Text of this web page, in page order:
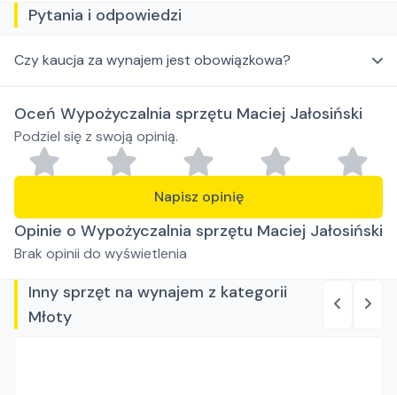
Pytania i odpowiedzi
Czy kaucja za wynajem jest obowiązkowa?
Oceń Wypożyczalnia sprzętu Maciej Jałosiński
Podziel się z swoją opinią.
Napisz opinię
Opinie o Wypożyczalnia sprzętu Maciej Jałosiński
Brak opinii do wyświetlenia
Inny sprzęt na wynajem z kategorii
Młoty